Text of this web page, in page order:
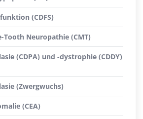
(CDFS)
Tooth Neuropathie (CMT)
(CDPA) und -dystrophie (CDDY)
(Zwergwuchs)
(CEA)